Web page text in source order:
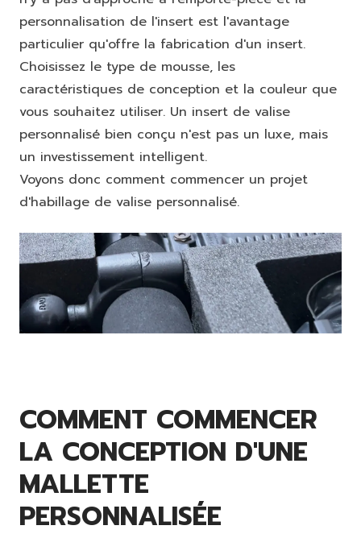
personnalisation de l'insert est l'avantage
particulier qu'offre la fabrication d'un insert.
Choisissez le type de mousse, les
caractéristiques de conception et la couleur que
vous souhaitez utiliser. Un insert de valise
personnalisé bien conçu n'est pas un luxe, mais
un investissement intelligent.
Voyons donc comment commencer un projet
d'habillage de valise personnalisé.
COMMENT COMMENCER
LA CONCEPTION D'UNE
MALLETTE
PERSONNALISÉE